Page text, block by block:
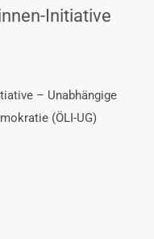
Initiative
– Unabhängige
(ÖLI-UG)